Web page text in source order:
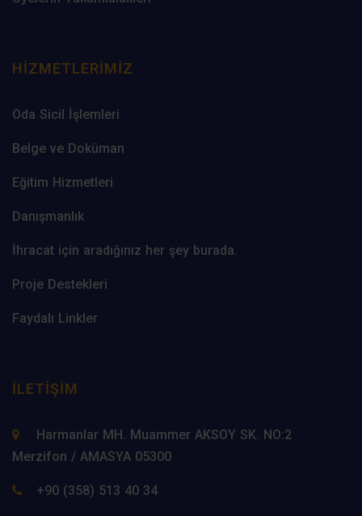
HIZMETLERIMIZ
Oda Sicil İşlemleri
Belge ve Doküman
Eğitim Hizmetleri
Danışmanlık
İhracat için aradığınız her şey burada.
Proje Destekleri
Faydalı Linkler
İLETIŞIM
Harmanlar MH. Muammer AKSOY SK. NO:2
Merzifon / AMASYA 05300
+90 (358) 513 40 34